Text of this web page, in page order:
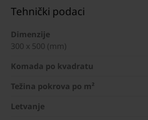
Tehnički podaci
Dimenzije
300 x 500 (mm)
Komada po kvadratu
Težina pokrova po m²
Letvanje